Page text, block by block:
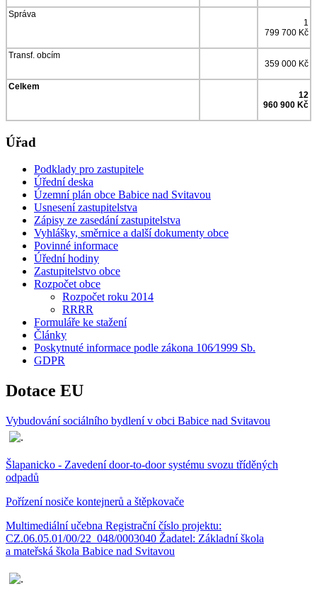
Správa
1
799 700 Kč
Transf. obcím
359 000 Kč
Celkem
12
960 900 Kč
Úřad
Podklady pro zastupitele
Úřední deska
Územní plán obce Babice nad Svitavou
Usnesení zastupitelstva
Zápisy ze zasedání zastupitelstva
Vyhlášky, směrnice a další dokumenty obce
Povinné informace
Úřední hodiny
Zastupitelstvo obce
Rozpočet obce
Rozpočet roku 2014
RRRR
Formuláře ke stažení
Články
Poskytnuté informace podle zákona 106⁄1999 Sb.
GDPR
Dotace EU
Vybudování sociálního bydlení v obci Babice nad Svitavou
Šlapanicko - Zavedení door-to-door systému svozu tříděných
odpadů
Pořízení nosiče kontejnerů a štěpkovače
Multimediální učebna Registrační číslo projektu:
CZ.06.05.01/00/22_048/0003040 Žadatel: Základní škola
a mateřská škola Babice nad Svitavou